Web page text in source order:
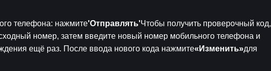
телефона: нажмите'Отправлять'Чтобы получить проверочный код,
номер, затем введите новый номер мобильного телефона и
ещё раз. После ввода нового кода нажмите«Изменить»для